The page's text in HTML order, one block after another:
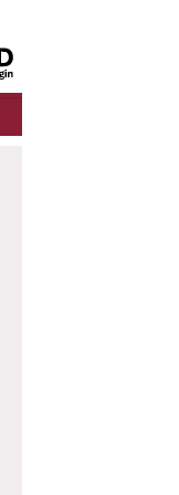
oben springen